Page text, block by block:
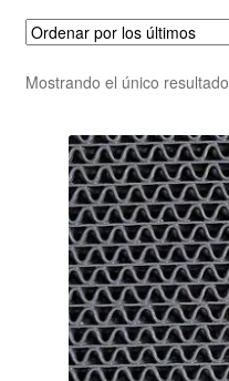
Mostrando el único resultado